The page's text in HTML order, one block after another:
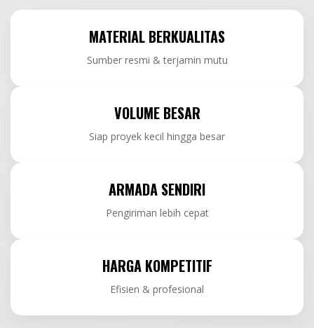
MATERIAL BERKUALITAS
Sumber resmi & terjamin mutu
VOLUME BESAR
Siap proyek kecil hingga besar
ARMADA SENDIRI
Pengiriman lebih cepat
HARGA KOMPETITIF
Efisien & profesional